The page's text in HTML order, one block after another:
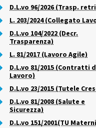
D.L.vo 96/2026 (Trasp.
L. 203/2024 (Collegato
D.L.vo 104/2022 (Decr.
Trasparenza)
L. 81/2017 (Lavoro Agile)
D.L.vo 81/2015 (Contratti
Lavoro)
D.L.vo 23/2015 (Tutele
D.L.vo 81/2008 (Salute e
Sicurezza)
D.L.vo 151/2001(TU